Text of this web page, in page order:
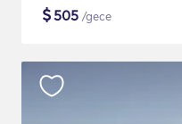
$505 /gece